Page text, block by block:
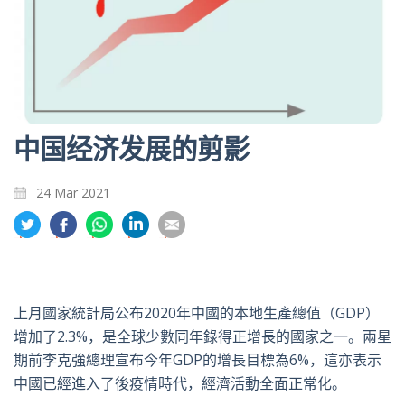
中国经济发展的剪影
24 Mar 2021
分
享
特
分
享
书
分
享
享
英
享
郵
上月國家統計局公布2020年中國的本地生產總值（GDP）
增加了2.3%，是全球少數同年錄得正增長的國家之一。兩星
期前李克強總理宣布今年GDP的增長目標為6%，這亦表示
中國已經進入了後疫情時代，經濟活動全面正常化。